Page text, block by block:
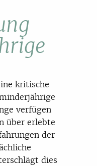
kritische
verfügen
über erlebte
der
dies